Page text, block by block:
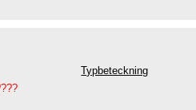
Typbeteckning